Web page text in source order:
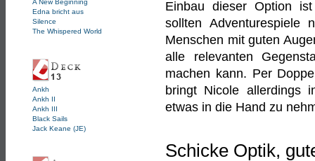
A New Beginning
Edna bricht aus
Silence
The Whispered World
Ankh
Ankh II
Ankh III
Black Sails
Jack Keane (JE)
Einbau dieser Option
sollten Adventurespiele
Menschen mit guten
alle relevanten
machen kann. Per
bringt Nicole allerdings
etwas in die Hand zu
Schicke Optik,